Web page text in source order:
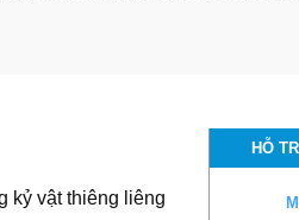
kỷ vật thiêng liêng
HỖ